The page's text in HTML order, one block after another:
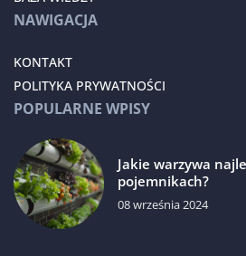
NAWIGACJA
KONTAKT
POLITYKA PRYWATNOŚCI
POPULARNE WPISY
Jakie warzywa
pojemnikach?
08 września 2024